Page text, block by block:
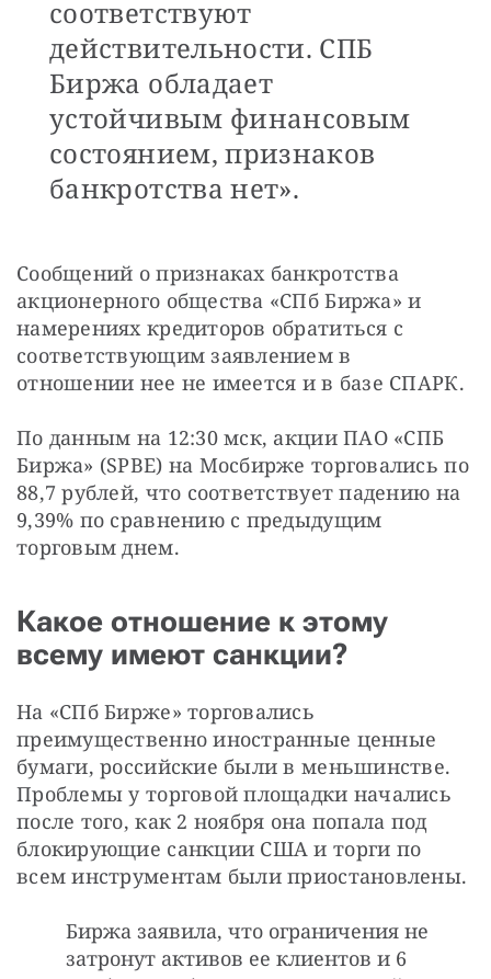
соответствуют
действительности. СПБ
Биржа обладает
устойчивым финансовым
состоянием, признаков
банкротства нет».
Сообщений о признаках банкротства
акционерного общества «СПб Биржа» и
намерениях кредиторов обратиться с
соответствующим заявлением в
отношении нее не имеется и в базе СПАРК.
По данным на 12:30 мск, акции ПАО «СПБ
Биржа» (SPBE) на Мосбирже торговались по
88,7 рублей, что соответствует падению на
9,39% по сравнению с предыдущим
торговым днем.
Какое отношение к этому
всему имеют санкции?
На «СПб Бирже» торговались
преимущественно иностранные ценные
бумаги, российские были в меньшинстве.
Проблемы у торговой площадки начались
после того, как 2 ноября она попала под
блокирующие санкции США и торги по
всем инструментам были приостановлены.
Биржа заявила, что ограничения не
затронут активов ее клиентов и 6